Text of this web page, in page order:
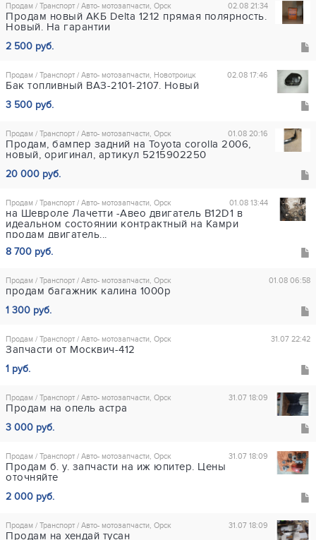
02.08 21:34
Продам / Транспорт / Авто- мотозапчасти, Орск
Продам новый АКБ Delta 1212 прямая полярность.
Новый. На гарантии
2 500 руб.
02.08 17:46
Продам / Транспорт / Авто- мотозапчасти, Новотроицк
Бак топливный ВАЗ-2101-2107. Новый
3 500 руб.
01.08 20:16
Продам / Транспорт / Авто- мотозапчасти, Орск
Продам, бампер задний на Toyota corolla 2006,
новый, оригинал, артикул 5215902250
20 000 руб.
01.08 13:44
Продам / Транспорт / Авто- мотозапчасти, Орск
на Шевроле Лачетти -Авео двигатель B12D1 в
идеальном состоянии контрактный на Камри
продам двигатель...
8 700 руб.
01.08 06:58
Продам / Транспорт / Авто- мотозапчасти, Орск
продам багажник калина 1000р
1 300 руб.
31.07 22:42
Продам / Транспорт / Авто- мотозапчасти, Орск
Запчасти от Москвич-412
1 руб.
31.07 18:09
Продам / Транспорт / Авто- мотозапчасти, Орск
Продам на опель астра
3 000 руб.
31.07 18:09
Продам / Транспорт / Авто- мотозапчасти, Орск
Продам б. у. запчасти на иж юпитер. Цены
оточняйте
2 000 руб.
31.07 18:09
Продам / Транспорт / Авто- мотозапчасти, Орск
Продам на хендай тусан